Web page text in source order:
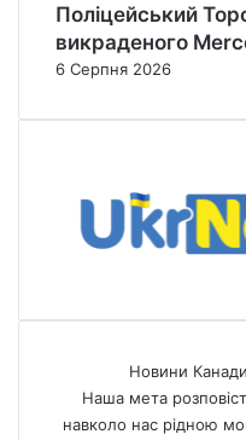
Поліцейський
викраденого
6 Серпня 2026
Новини
Наша мета
навколо нас рідною